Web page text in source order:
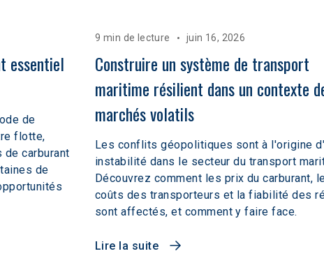
essentiel
de
flotte,
carburant
de
9 min de lecture juin 16, 2026
Construire un système de transport
maritime résilient dans un contexte
marchés volatils
Les conflits géopolitiques sont à l'origine
instabilité dans le secteur du transport
Découvrez comment les prix du carburant,
coûts des transporteurs et la fiabilité des
sont affectés, et comment y faire face.
Lire la suite